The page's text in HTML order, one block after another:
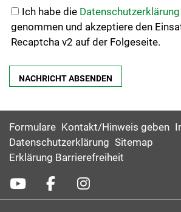
Ich habe die Datenschutzerklärung
genommen und akzeptiere den
Recaptcha v2 auf der Folgeseite.
Formulare Kontakt/Hinweis geben
Datenschutzerklärung Sitemap
Erklärung Barrierefreiheit